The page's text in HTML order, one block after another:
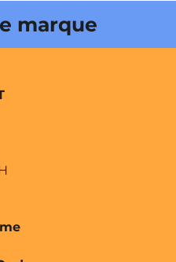
déposée •